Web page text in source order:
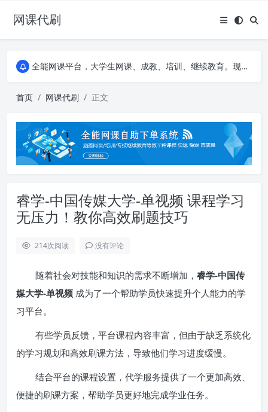
网课代刷
AI论文写作平台，根据真实文献内容生成论文
全能网课平台，大学生网课、成教、培训、继续教育。现已接入代刷代考项目3000+
全能网课平台，大学生网课、成教、培训、继续教育。现已接入代刷代考项目3000+
首页 网课代刷 正文
睿学-中国传媒大学-单视频 课程学习
无压力！教你高效刷题技巧
214次阅读 没有评论
随着社会对技能和知识的需求不断增加， 睿学-中国传
媒大学-单视频 成为了一个帮助学员快速提升个人能力的学
习平台。
有些学员反馈，平台课程内容丰富，但由于缺乏系统化
的学习规划和高效刷课方法，导致他们学习进度缓慢。
结合平台的课程设置，代学服务提供了一个更加高效、
便捷的刷课方案，帮助学员更好地完成学业任务。